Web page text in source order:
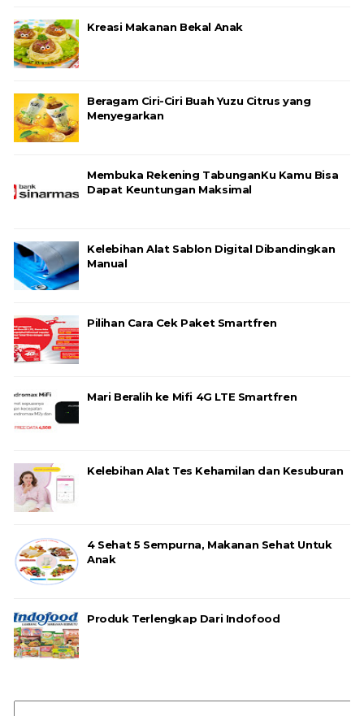
Kreasi Makanan Bekal Anak
Beragam Ciri-Ciri Buah Yuzu Citrus yang
Menyegarkan
Membuka Rekening TabunganKu Kamu Bisa
Dapat Keuntungan Maksimal
Kelebihan Alat Sablon Digital Dibandingkan
Manual
Pilihan Cara Cek Paket Smartfren
Mari Beralih ke Mifi 4G LTE Smartfren
Kelebihan Alat Tes Kehamilan dan Kesuburan
4 Sehat 5 Sempurna, Makanan Sehat Untuk
Anak
Produk Terlengkap Dari Indofood